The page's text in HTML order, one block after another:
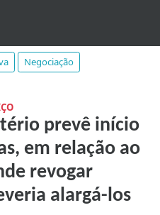
Negociação
prevê início
em relação ao
revogar
alargá-los